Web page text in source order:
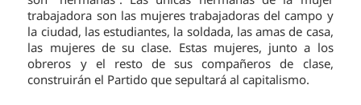
trabajadora son las mujeres trabajadoras del campo y
la ciudad, las estudiantes, la soldada, las amas de casa,
las mujeres de su clase. Estas mujeres, junto a los
obreros y el resto de sus compañeros de clase,
construirán el Partido que sepultará al capitalismo.